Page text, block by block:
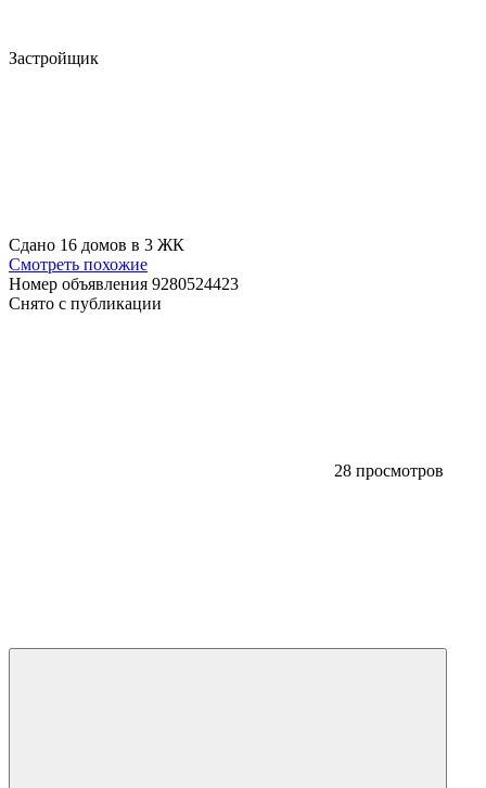
Застройщик
Сдано 16 домов в 3 ЖК
Смотреть похожие
Номер объявления 9280524423
Снято с публикации
28 просмотров